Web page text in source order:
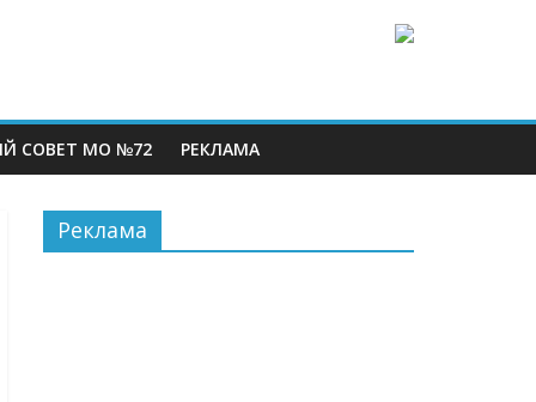
СОВЕТ МО №72 РЕКЛАМА
Реклама